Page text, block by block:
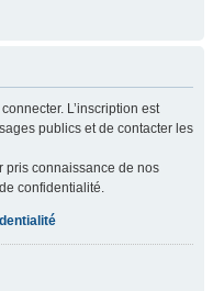
L’inscription est
publics et de contacter les
pris connaissance de nos
confidentialité.